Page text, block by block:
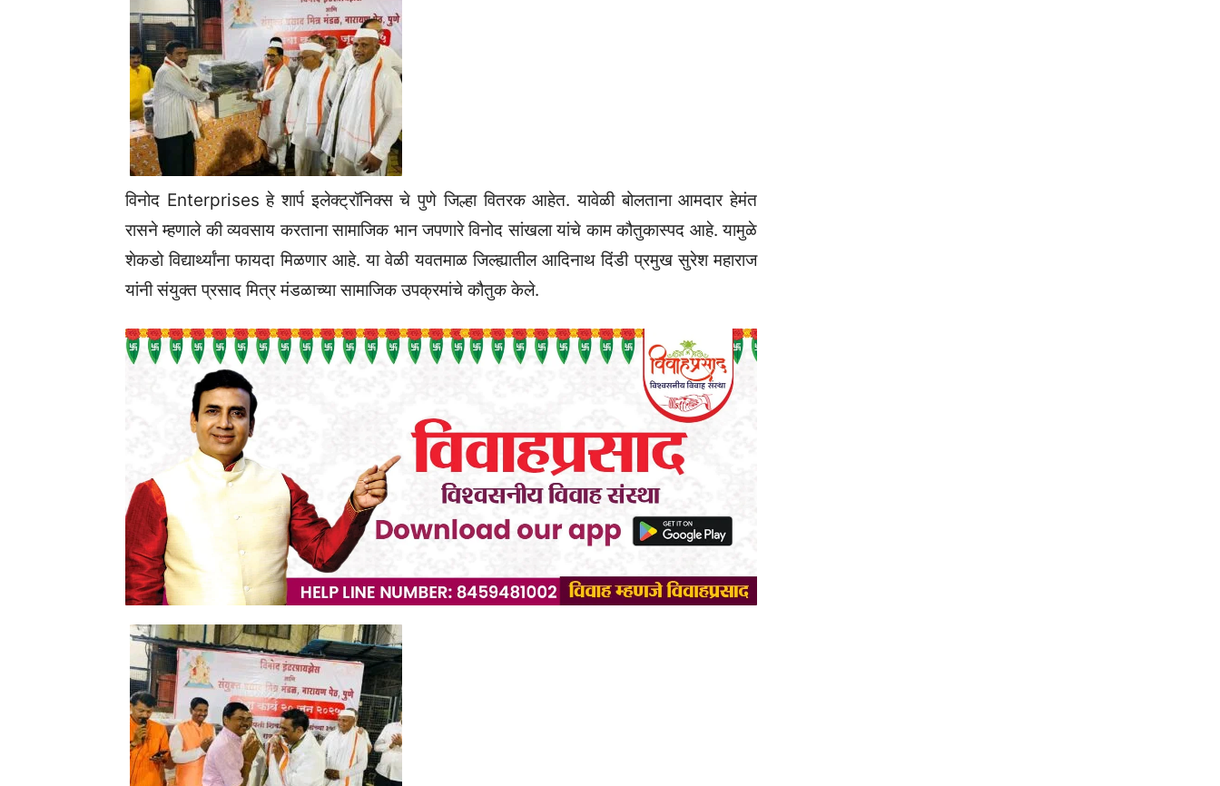
विनोद Enterprises हे शार्प इलेक्ट्रॉनिक्स चे पुणे जिल्हा वितरक आहेत. यावेळी बोलताना आमदार हेमंत
रासने म्हणाले की व्यवसाय करताना सामाजिक भान जपणारे विनोद सांखला यांचे काम कौतुकास्पद आहे. यामुळे
शेकडो विद्यार्थ्यांना फायदा मिळणार आहे. या वेळी यवतमाळ जिल्ह्यातील आदिनाथ दिंडी प्रमुख सुरेश महाराज
यांनी संयुक्त प्रसाद मित्र मंडळाच्या सामाजिक उपक्रमांचे कौतुक केले.